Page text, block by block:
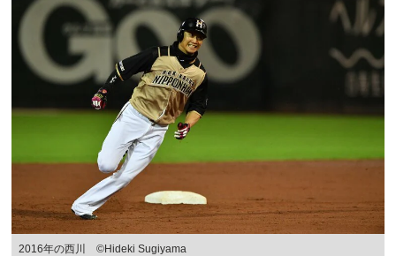
2016年の西川 ©Hideki Sugiyama